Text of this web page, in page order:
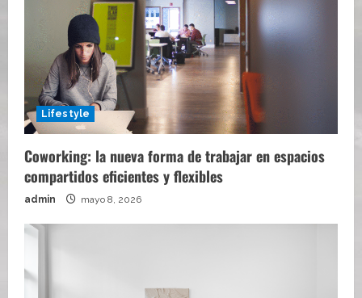
Lifestyle
Coworking: la nueva forma de trabajar en espacios
compartidos eficientes y flexibles
admin mayo 8, 2026